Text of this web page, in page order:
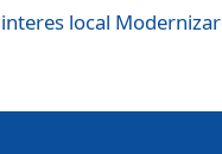
local